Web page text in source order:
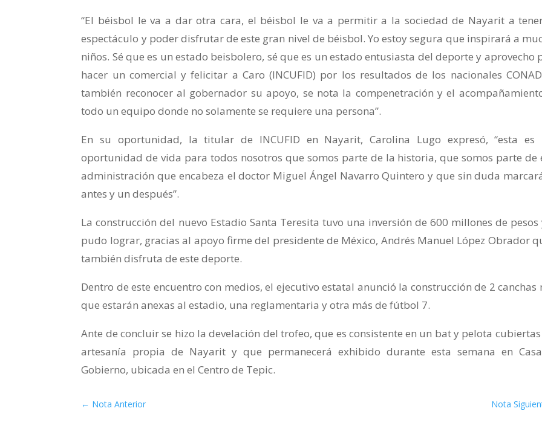
“El béisbol le va a dar otra cara, el béisbol le va a permitir a la sociedad de Nayarit a
espectáculo y poder disfrutar de este gran nivel de béisbol. Yo estoy segura que inspirará a
niños. Sé que es un estado beisbolero, sé que es un estado entusiasta del deporte y aprovecho
hacer un comercial y felicitar a Caro (INCUFID) por los resultados de los nacionales
también reconocer al gobernador su apoyo, se nota la compenetración y el
todo un equipo donde no solamente se requiere una persona”.
En su oportunidad, la titular de INCUFID en Nayarit, Carolina Lugo expresó, “esta es
oportunidad de vida para todos nosotros que somos parte de la historia, que somos parte de
administración que encabeza el doctor Miguel Ángel Navarro Quintero y que sin duda
antes y un después”.
La construcción del nuevo Estadio Santa Teresita tuvo una inversión de 600 millones de pesos
pudo lograr, gracias al apoyo firme del presidente de México, Andrés Manuel López Obrador
también disfruta de este deporte.
Dentro de este encuentro con medios, el ejecutivo estatal anunció la construcción de 2 canchas
que estarán anexas al estadio, una reglamentaria y otra más de fútbol 7.
Ante de concluir se hizo la develación del trofeo, que es consistente en un bat y pelota
artesanía propia de Nayarit y que permanecerá exhibido durante esta semana en
Gobierno, ubicada en el Centro de Tepic.
← Nota Anterior Nota